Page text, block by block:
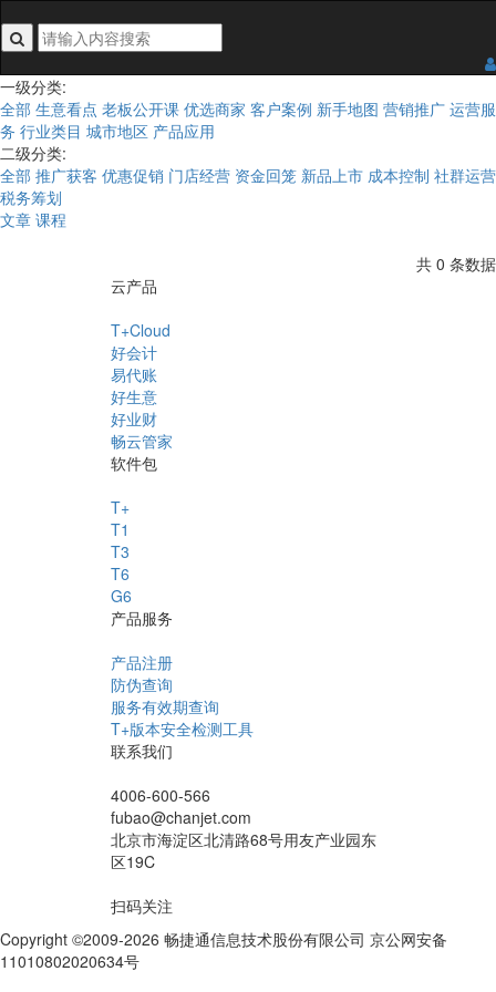
一级分类:
全部 生意看点 老板公开课 优选商家 客户案例 新手地图 营销推广 运营服
务 行业类目 城市地区 产品应用
二级分类:
全部 推广获客 优惠促销 门店经营 资金回笼 新品上市 成本控制 社群运营
税务筹划
文章 课程
共 0 条数据
云产品
T+Cloud
好会计
易代账
好生意
好业财
畅云管家
软件包
T+
T1
T3
T6
G6
产品服务
产品注册
防伪查询
服务有效期查询
T+版本安全检测工具
联系我们
4006-600-566
fubao@chanjet.com
北京市海淀区北清路68号用友产业园东
区19C
扫码关注
Copyright ©2009-2026 畅捷通信息技术股份有限公司 京公网安备
11010802020634号